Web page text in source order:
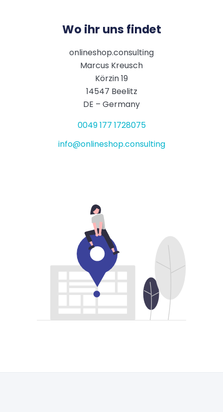
Wo ihr uns findet
onlineshop.consulting
Marcus Kreusch
Körzin 19
14547 Beelitz
DE – Germany
0049 177 1728075
info@onlineshop.consulting